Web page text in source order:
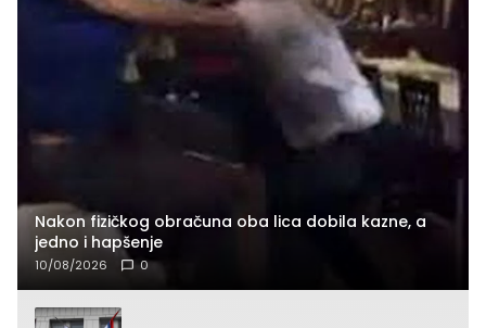
Nakon fizičkog obračuna oba lica dobila kazne, a
jedno i hapšenje
10/08/2026 0